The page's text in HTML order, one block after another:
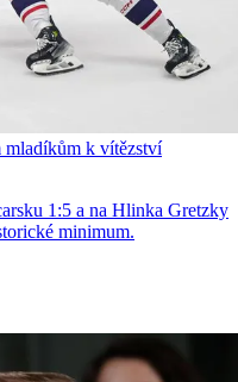
mladíkům k vítězství
1:5 a na Hlinka Gretzky
minimum.